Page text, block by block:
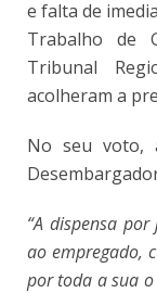
e falta de
Trabalho de
Tribunal
acolheram a
No seu voto,
“A dispensa
ao empregado,
por toda a sua